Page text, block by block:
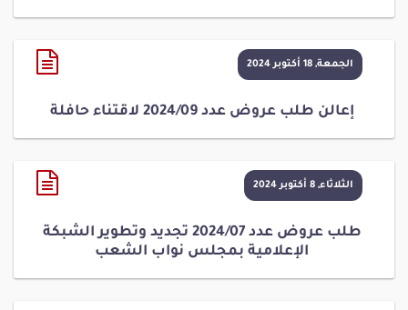
الجمعة, 18 أكتوبر 2024
إعالن طلب عروض عدد 2024/09 لاقتناء حافلة
الثلاثاء, 8 أكتوبر 2024
طلب عروض عدد 2024/07 تجديد وتطوير الشبكة
الإعلامية بمجلس نواب الشعب